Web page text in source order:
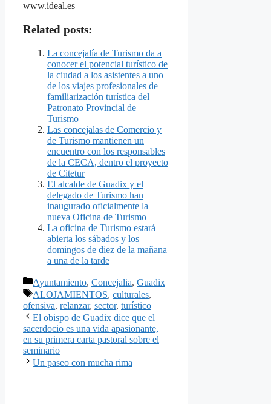
www.ideal.es
Related posts:
La concejalía de Turismo da a
conocer el potencial turístico de
la ciudad a los asistentes a uno
de los viajes profesionales de
familiarización turística del
Patronato Provincial de
Turismo
Las concejalas de Comercio y
de Turismo mantienen un
encuentro con los responsables
de la CECA, dentro el proyecto
de Citetur
El alcalde de Guadix y el
delegado de Turismo han
inaugurado oficialmente la
nueva Oficina de Turismo
La oficina de Turismo estará
abierta los sábados y los
domingos de diez de la mañana
a una de la tarde
Categorías
Ayuntamiento, Concejalia, Guadix
Etiquetas
ALOJAMIENTOS, culturales,
ofensiva, relanzar, sector, turístico
El obispo de Guadix dice que el
sacerdocio es una vida apasionante,
en su primera carta pastoral sobre el
seminario
Un paseo con mucha rima